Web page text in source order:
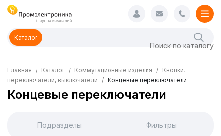
Каталог
Главная Каталог Коммутационные изделия
Кнопки,
переключатели, выключатели
Концевые переключатели
Концевые переключатели
Подразделы Фильтры